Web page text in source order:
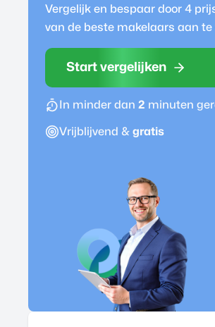
Vergelijk en bespaar door 4
van de beste makelaars aan te
Start vergelijken
In minder dan 2 minuten
Vrijblijvend & gratis